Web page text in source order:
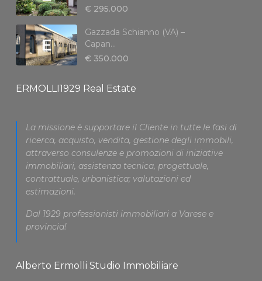
€ 295.000
Gazzada Schianno (VA) –
Capan...
€ 350.000
ERMOLLI1929 Real Estate
La missione è supportare il Cliente in tutte le fasi di
ricerca, acquisto, vendita, gestione degli immobili,
attraverso consulenze e promozioni di iniziative
immobiliari, assistenza tecnica, progettuale,
contrattuale, urbanistica; valutazioni ed
estimazioni.
Dal 1929 professionisti immobiliari a Varese e
provincia!
Alberto Ermolli Studio Immobiliare